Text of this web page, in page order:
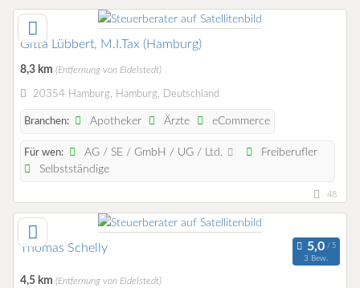
Gitta Lübbert, M.I.Tax (Hamburg)
8,3 km (Entfernung von Eidelstedt)
20354 Hamburg, Hamburg, Deutschland
Branchen: Apotheker Ärzte eCommerce
Für wen: AG / SE / GmbH / UG / Ltd.
Freiberufler
Selbstständige
48
Thomas Schelly
3 Bew.
4,5 km (Entfernung von Eidelstedt)